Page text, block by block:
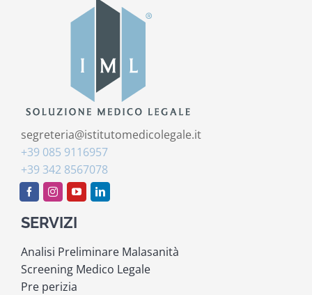
segreteria@istitutomedicolegale.it
+39 085 9116957
+39 342 8567078
SERVIZI
Analisi Preliminare Malasanità
Screening Medico Legale
Pre perizia